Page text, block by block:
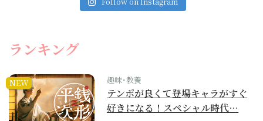
ランキング
NEW 趣味･教養
テンポが良くて登場キャラがすぐ
好きになる！スペシャル時代…